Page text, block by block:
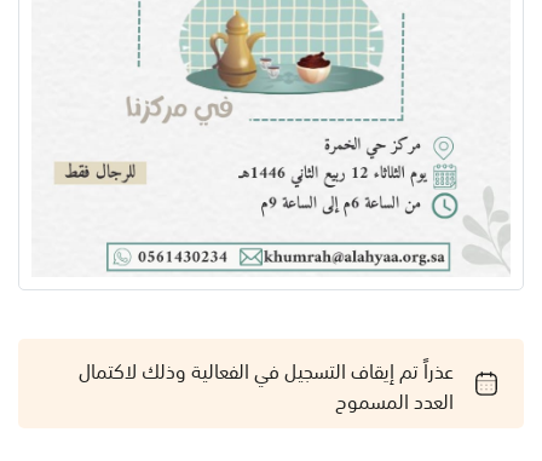
عذراً تم إيقاف التسجيل في الفعالية وذلك لاكتمال
العدد المسموح